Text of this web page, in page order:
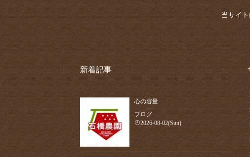
当サイ
新着記事
心の容量
ブログ
2026-08-02(Sun)